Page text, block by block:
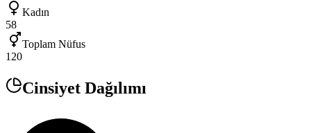
Kadın
58
Toplam Nüfus
120
Cinsiyet Dağılımı